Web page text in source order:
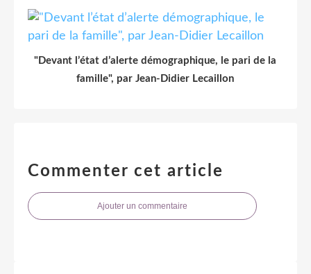
"Devant l’état d’alerte démographique, le pari de la
famille", par Jean-Didier Lecaillon
Commenter cet article
Ajouter un commentaire